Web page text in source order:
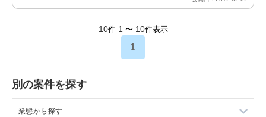
10件 1 〜 10件表示
1
別の案件を探す
業態から探す